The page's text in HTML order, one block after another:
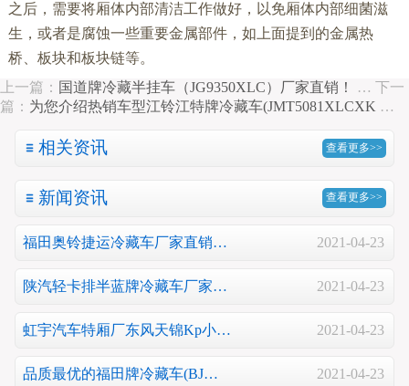
之后，需要将厢体内部清洁工作做好，以免厢体内部细菌滋
生，或者是腐蚀一些重要金属部件，如上面提到的金属热
桥、板块和板块链等。
上一篇： 国道牌冷藏半挂车（JG9350XLC）厂家直销！ … 下一
篇： 为您介绍热销车型江铃江特牌冷藏车(JMT5081XLCXK …
相关资讯 查看更多>>
新闻资讯 查看更多>>
福田奥铃捷运冷藏车厂家直销… 2021-04-23
陕汽轻卡排半蓝牌冷藏车厂家… 2021-04-23
虹宇汽车特厢厂东风天锦Kp小… 2021-04-23
品质最优的福田牌冷藏车(BJ… 2021-04-23